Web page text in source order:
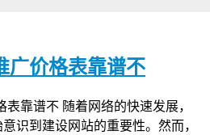
广价格表靠谱不
表靠谱不 随着网络的快速发展，
识到建设网站的重要性。然而，